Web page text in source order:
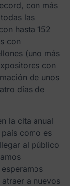
con más
las
hasta 152
con
(uno más
con
de unos
días de
la cita anual
como es
al público
a nuevos